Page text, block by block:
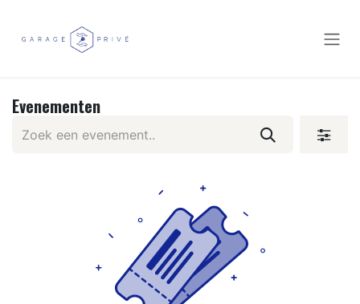
Evenementen